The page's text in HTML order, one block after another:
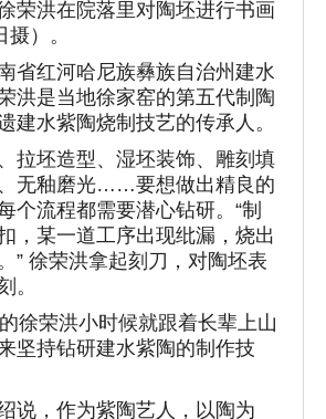
洪在院落里对陶坯进行书画
）。
红河哈尼族彝族自治州建水
洪是当地徐家窑的第五代制陶
建水紫陶烧制技艺的传承人。
坯造型、湿坯装饰、雕刻填
无釉磨光……要想做出精良的
个流程都需要潜心钻研。“制
，某一道工序出现纰漏，烧出
” 徐荣洪拿起刻刀，对陶坯表
。
荣洪小时候就跟着长辈上山
坚持钻研建水紫陶的制作技
，作为紫陶艺人，以陶为